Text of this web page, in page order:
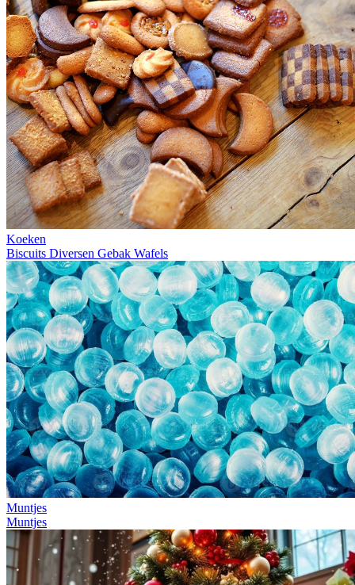
Koeken
Biscuits Diversen Gebak Wafels
Muntjes
Muntjes